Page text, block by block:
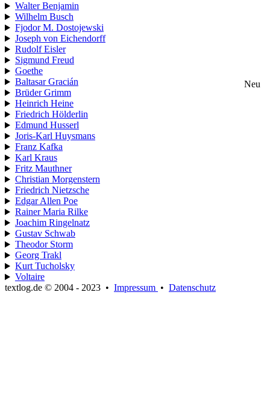
Walter Benjamin
Wilhelm Busch
Fjodor M. Dostojewski
Joseph von Eichendorff
Rudolf Eisler
Sigmund Freud
Goethe
Baltasar Gracián
Neu
Brüder Grimm
Heinrich Heine
Friedrich Hölderlin
Edmund Husserl
Joris-Karl Huysmans
Franz Kafka
Karl Kraus
Fritz Mauthner
Christian Morgenstern
Friedrich Nietzsche
Edgar Allen Poe
Rainer Maria Rilke
Joachim Ringelnatz
Gustav Schwab
Theodor Storm
Georg Trakl
Kurt Tucholsky
Voltaire
textlog.de © 2004 - 2023 • Impressum • Datenschutz